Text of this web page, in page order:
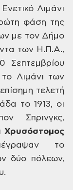
Λιμάνι
φάση της
με τον Δήμο
των Η.Π.Α.,
Σεπτεμβρίου
Λιμάνι των
τελετή
το 1913, οι
Σπρινγκς,
Χρυσόστομος
το
δύο πόλεων,